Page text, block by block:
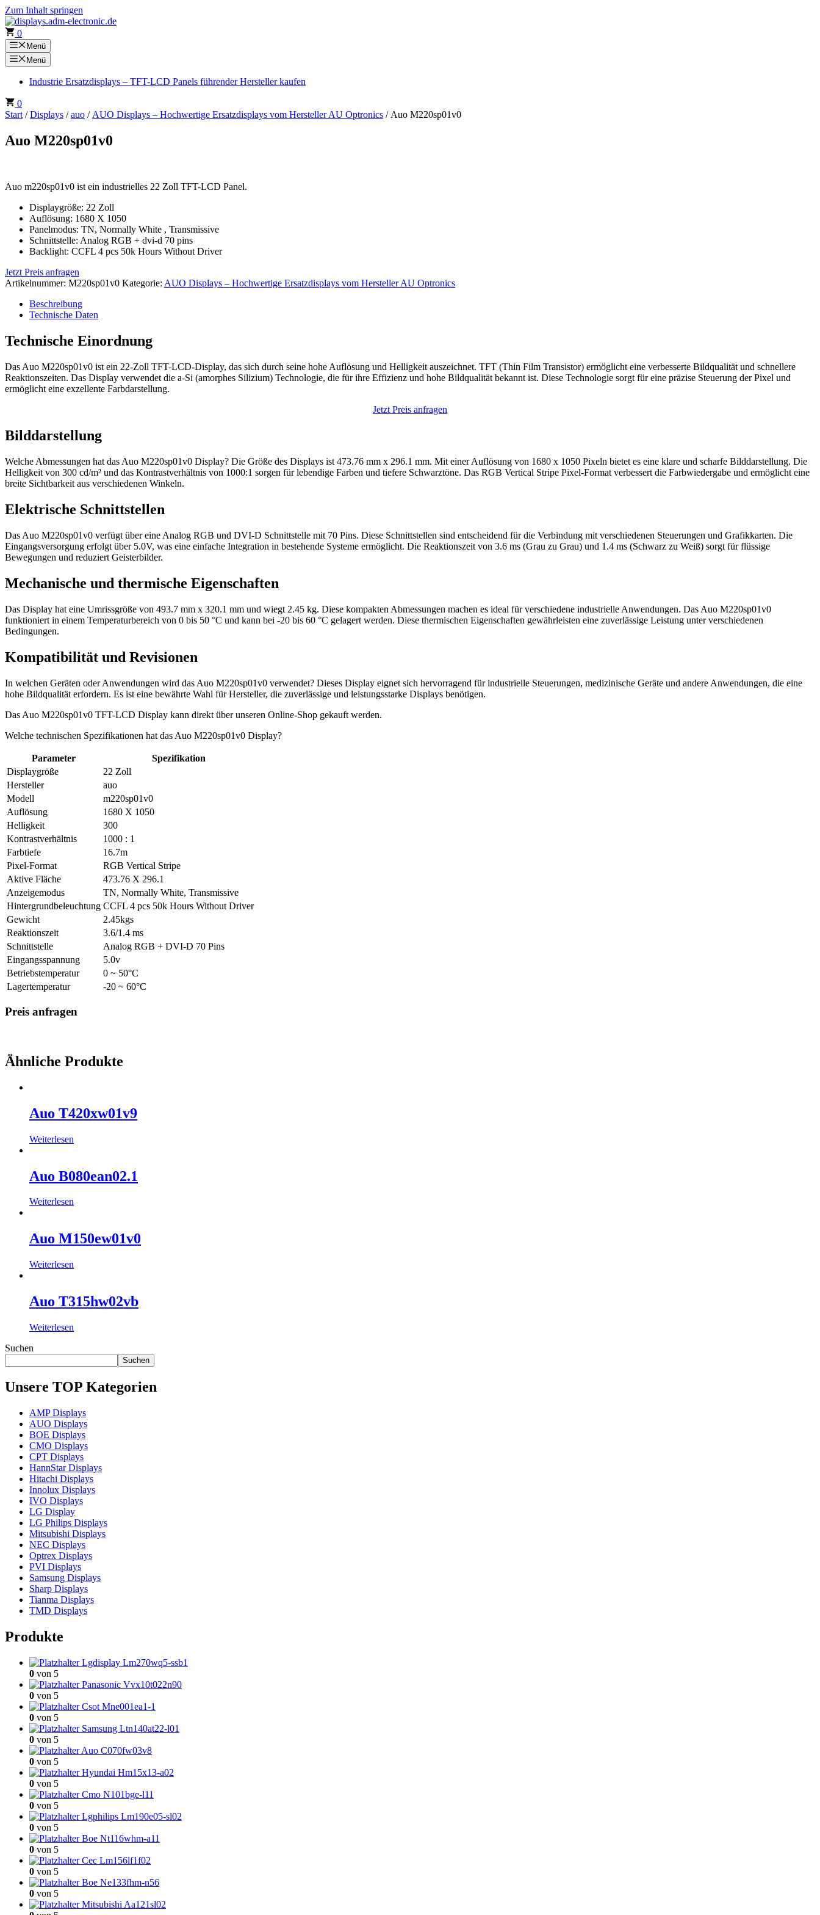
Zum Inhalt springen
0
Menü
Menü
Industrie Ersatzdisplays – TFT-LCD Panels führender Hersteller kaufen
0
Start /Displays /auo / AUO Displays – Hochwertige Ersatzdisplays vom Hersteller AU Optronics / Auo M220sp01v0
Auo M220sp01v0
Auo m220sp01v0 ist ein industrielles 22 Zoll TFT-LCD Panel.
Displaygröße: 22 Zoll
Auflösung: 1680 X 1050
Panelmodus: TN, Normally White , Transmissive
Schnittstelle: Analog RGB + dvi-d 70 pins
Backlight: CCFL 4 pcs 50k Hours Without Driver
Jetzt Preis anfragen
Artikelnummer: M220sp01v0 Kategorie: AUO Displays – Hochwertige Ersatzdisplays vom Hersteller AU Optronics
Beschreibung
Technische Daten
Technische Einordnung
Das Auo M220sp01v0 ist ein 22-Zoll TFT-LCD-Display, das sich durch seine hohe Auflösung und Helligkeit auszeichnet. TFT (Thin Film Transistor) ermöglicht eine verbesserte Bildqualität und schnellere
Reaktionszeiten. Das Display verwendet die a-Si (amorphes Silizium) Technologie, die für ihre Effizienz und hohe Bildqualität bekannt ist. Diese Technologie sorgt für eine präzise Steuerung der Pixel und
ermöglicht eine exzellente Farbdarstellung.
Jetzt Preis anfragen
Bilddarstellung
Welche Abmessungen hat das Auo M220sp01v0 Display? Die Größe des Displays ist 473.76 mm x 296.1 mm. Mit einer Auflösung von 1680 x 1050 Pixeln bietet es eine klare und scharfe Bilddarstellung. Die
Helligkeit von 300 cd/m² und das Kontrastverhältnis von 1000:1 sorgen für lebendige Farben und tiefere Schwarztöne. Das RGB Vertical Stripe Pixel-Format verbessert die Farbwiedergabe und ermöglicht eine
breite Sichtbarkeit aus verschiedenen Winkeln.
Elektrische Schnittstellen
Das Auo M220sp01v0 verfügt über eine Analog RGB und DVI-D Schnittstelle mit 70 Pins. Diese Schnittstellen sind entscheidend für die Verbindung mit verschiedenen Steuerungen und Grafikkarten. Die
Eingangsversorgung erfolgt über 5.0V, was eine einfache Integration in bestehende Systeme ermöglicht. Die Reaktionszeit von 3.6 ms (Grau zu Grau) und 1.4 ms (Schwarz zu Weiß) sorgt für flüssige
Bewegungen und reduziert Geisterbilder.
Mechanische und thermische Eigenschaften
Das Display hat eine Umrissgröße von 493.7 mm x 320.1 mm und wiegt 2.45 kg. Diese kompakten Abmessungen machen es ideal für verschiedene industrielle Anwendungen. Das Auo M220sp01v0
funktioniert in einem Temperaturbereich von 0 bis 50 °C und kann bei -20 bis 60 °C gelagert werden. Diese thermischen Eigenschaften gewährleisten eine zuverlässige Leistung unter verschiedenen
Bedingungen.
Kompatibilität und Revisionen
In welchen Geräten oder Anwendungen wird das Auo M220sp01v0 verwendet? Dieses Display eignet sich hervorragend für industrielle Steuerungen, medizinische Geräte und andere Anwendungen, die eine
hohe Bildqualität erfordern. Es ist eine bewährte Wahl für Hersteller, die zuverlässige und leistungsstarke Displays benötigen.
Das Auo M220sp01v0 TFT-LCD Display kann direkt über unseren Online-Shop gekauft werden.
Welche technischen Spezifikationen hat das Auo M220sp01v0 Display?
Parameter
Spezifikation
Displaygröße
22 Zoll
Hersteller
auo
Modell
m220sp01v0
Auflösung
1680 X 1050
Helligkeit
300
Kontrastverhältnis
1000 : 1
Farbtiefe
16.7m
Pixel-Format
RGB Vertical Stripe
Aktive Fläche
473.76 X 296.1
Anzeigemodus
TN, Normally White, Transmissive
Hintergrundbeleuchtung CCFL 4 pcs 50k Hours Without Driver
Gewicht
2.45kgs
Reaktionszeit
3.6/1.4 ms
Schnittstelle
Analog RGB + DVI-D 70 Pins
Eingangsspannung
5.0v
Betriebstemperatur
0 ~ 50°C
Lagertemperatur
-20 ~ 60°C
Preis anfragen
Ähnliche Produkte
Auo T420xw01v9
Weiterlesen
Auo B080ean02.1
Weiterlesen
Auo M150ew01v0
Weiterlesen
Auo T315hw02vb
Weiterlesen
Suchen
Suchen
Unsere TOP Kategorien
AMP Displays
AUO Displays
BOE Displays
CMO Displays
CPT Displays
HannStar Displays
Hitachi Displays
Innolux Displays
IVO Displays
LG Display
LG Philips Displays
Mitsubishi Displays
NEC Displays
Optrex Displays
PVI Displays
Samsung Displays
Sharp Displays
Tianma Displays
TMD Displays
Produkte
Lgdisplay Lm270wq5-ssb1
0 von 5
Panasonic Vvx10t022n90
0 von 5
Csot Mne001ea1-1
0 von 5
Samsung Ltn140at22-l01
0 von 5
Auo C070fw03v8
0 von 5
Hyundai Hm15x13-a02
0 von 5
Cmo N101bge-l11
0 von 5
Lgphilips Lm190e05-sl02
0 von 5
Boe Nt116whm-a11
0 von 5
Cec Lm156lf1f02
0 von 5
Boe Ne133fhm-n56
0 von 5
Mitsubishi Aa121sl02